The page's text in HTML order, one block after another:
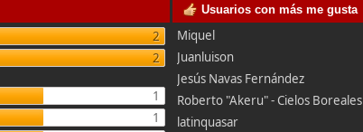
2
2
1
1
Usuarios con más me gusta
Miquel
Juanluison
Jesús Navas Fernández
Roberto "Akeru" - Cielos Boreales
latinquasar